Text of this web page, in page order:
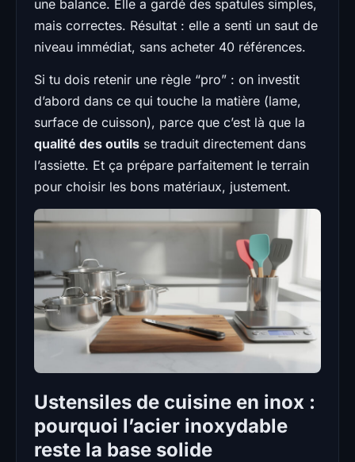
une balance. Elle a gardé des spatules simples,
mais correctes. Résultat : elle a senti un saut de
niveau immédiat, sans acheter 40 références.
Si tu dois retenir une règle “pro” : on investit
d’abord dans ce qui touche la matière (lame,
surface de cuisson), parce que c’est là que la
qualité des outils se traduit directement dans
l’assiette. Et ça prépare parfaitement le terrain
pour choisir les bons matériaux, justement.
Ustensiles de cuisine en inox :
pourquoi l’acier inoxydable
reste la base solide